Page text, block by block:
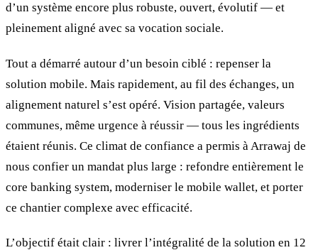
d’un système encore plus robuste, ouvert, évolutif — et
pleinement aligné avec sa vocation sociale.
Tout a démarré autour d’un besoin ciblé : repenser la
solution mobile. Mais rapidement, au fil des échanges, un
alignement naturel s’est opéré. Vision partagée, valeurs
communes, même urgence à réussir — tous les ingrédients
étaient réunis. Ce climat de confiance a permis à Arrawaj de
nous confier un mandat plus large : refondre entièrement le
core banking system, moderniser le mobile wallet, et porter
ce chantier complexe avec efficacité.
L’objectif était clair : livrer l’intégralité de la solution en 12